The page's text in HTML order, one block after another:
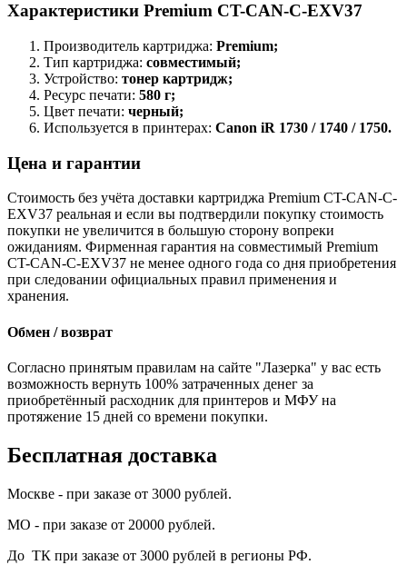
Характеристики Premium CT-CAN-C-EXV37
Производитель картриджа: Premium;
Тип картриджа: совместимый;
Устройство: тонер картридж;
Ресурс печати: 580 г;
Цвет печати: черный;
Используется в принтерах: Canon iR 1730 / 1740 / 1750.
Цена и гарантии
Стоимость без учёта доставки картриджа Premium CT-CAN-C-
EXV37 реальная и если вы подтвердили покупку стоимость
покупки не увеличится в большую сторону вопреки
ожиданиям. Фирменная гарантия на совместимый Premium
CT-CAN-C-EXV37 не менее одного года со дня приобретения
при следовании официальных правил применения и
хранения.
Обмен / возврат
Согласно принятым правилам на сайте "Лазерка" у вас есть
возможность вернуть 100% затраченных денег за
приобретённый расходник для принтеров и МФУ на
протяжение 15 дней со времени покупки.
Бесплатная доставка
Москве - при заказе от 3000 рублей.
МО - при заказе от 20000 рублей.
До ТК при заказе от 3000 рублей в регионы РФ.